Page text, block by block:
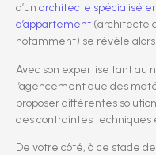
d’un architecte spécialisé
d’appartement (architecte
notamment) se révèle
Avec son expertise tant au
l’agencement que des
proposer différentes
des contraintes techniques
De votre côté, à ce stade